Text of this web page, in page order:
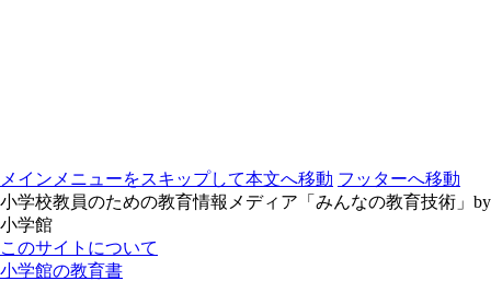
メインメニューをスキップして本文へ移動 フッターへ移動
小学校教員のための教育情報メディア「みんなの教育技術」by
小学館
このサイトについて
小学館の教育書